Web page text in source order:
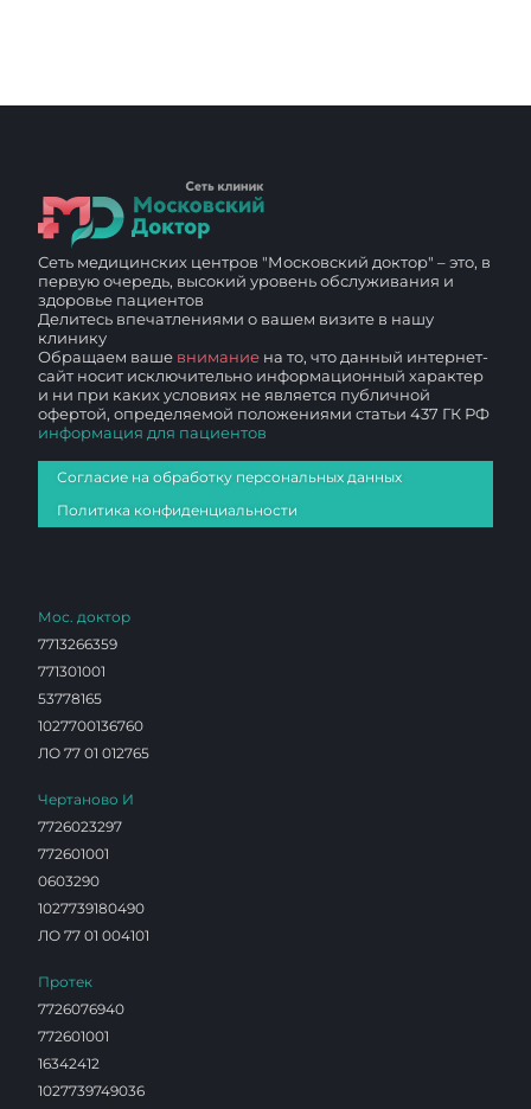
Сеть медицинских центров "Московский доктор" – это, в
первую очередь, высокий уровень обслуживания и
здоровье пациентов
Делитесь впечатлениями о вашем визите в нашу
клинику
Обращаем ваше внимание на то, что данный интернет-
сайт носит исключительно информационный характер
и ни при каких условиях не является публичной
офертой, определяемой положениями статьи 437 ГК РФ
информация для пациентов
Согласие на обработку персональных данных
Политика конфиденциальности
Мос. доктор
7713266359
771301001
53778165
1027700136760
ЛО 77 01 012765
Чертаново И
7726023297
772601001
0603290
1027739180490
ЛО 77 01 004101
Протек
7726076940
772601001
16342412
1027739749036